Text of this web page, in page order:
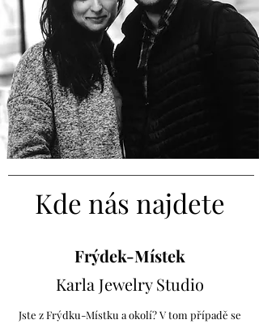
Kde nás najdete
Frýdek-Místek
Karla Jewelry Studio
Jste z Frýdku-Místku a okolí? V tom případě se